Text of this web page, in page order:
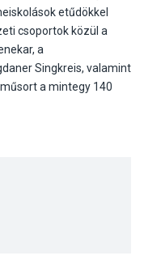
etűdökkel
csoportok közül a
a
Singkreis, valamint
a mintegy 140